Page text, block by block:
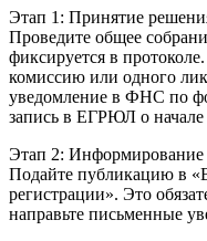
Этап 1: Принятие
Проведите общее
фиксируется в
комиссию или одного
уведомление в ФНС по
запись в ЕГРЮЛ о
Этап 2:
Подайте публикацию в
регистрации». Это
направьте письменные